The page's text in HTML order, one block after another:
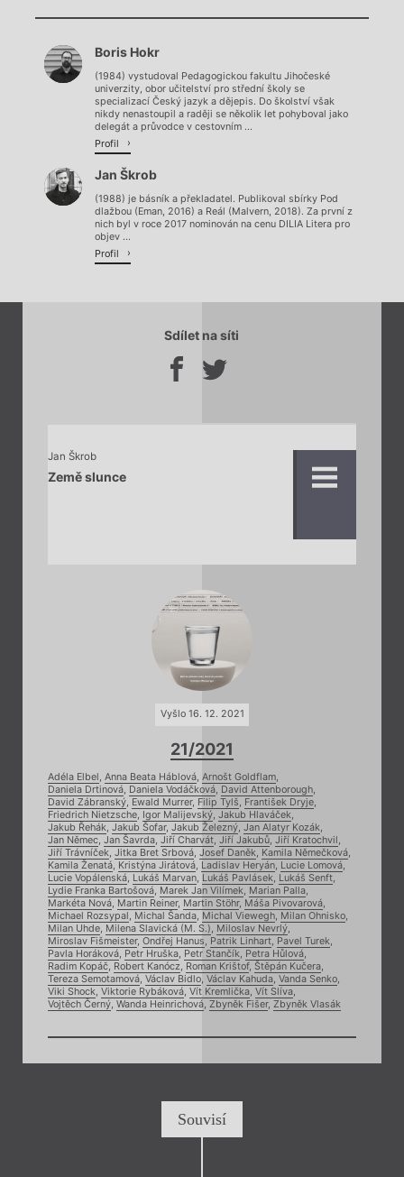
Chviličku.
Boris Hokr
(1984) vystudoval Pedagogickou fakultu Jihočeské
univerzity, obor učitelství pro střední školy se
specializací Český jazyk a dějepis. Do školství však
nikdy nenastoupil a raději se několik let pohyboval jako
delegát a průvodce v cestovním ...
Profil
Jan Škrob
(1988) je básník a překladatel. Publikoval sbírky Pod
dlažbou (Eman, 2016) a Reál (Malvern, 2018). Za první z
nich byl v roce 2017 nominován na cenu DILIA Litera pro
objev ...
Profil
Sdílet na síti
Jan Škrob
Země slunce
Vyšlo 16. 12. 2021
21/2021
Adéla Elbel, Anna Beata Háblová, Arnošt Goldflam,
Daniela Drtinová, Daniela Vodáčková, David Attenborough,
David Zábranský, Ewald Murrer, Filip Tylš, František Dryje,
Friedrich Nietzsche, Igor Malijevský, Jakub Hlaváček,
Jakub Řehák, Jakub Šofar, Jakub Železný, Jan Alatyr Kozák,
Jan Němec, Jan Šavrda, Jiří Charvát, Jiří Jakubů, Jiří Kratochvil,
Jiří Trávníček, Jitka Bret Srbová, Josef Daněk, Kamila Němečková,
Kamila Ženatá, Kristýna Jirátová, Ladislav Heryán, Lucie Lomová,
Lucie Vopálenská, Lukáš Marvan, Lukáš Pavlásek, Lukáš Senft,
Lydie Franka Bartošová, Marek Jan Vilímek, Marian Palla,
Markéta Nová, Martin Reiner, Martin Stöhr, Máša Pivovarová,
Michael Rozsypal, Michal Šanda, Michal Viewegh, Milan Ohnisko,
Milan Uhde, Milena Slavická (M. S.), Miloslav Nevrlý,
Miroslav Fišmeister, Ondřej Hanus, Patrik Linhart, Pavel Turek,
Pavla Horáková, Petr Hruška, Petr Stančík, Petra Hůlová,
Radim Kopáč, Robert Kanócz, Roman Krištof, Štěpán Kučera,
Tereza Semotamová, Václav Bidlo, Václav Kahuda, Vanda Senko,
Viki Shock, Viktorie Rybáková, Vít Kremlička, Vít Slíva,
Vojtěch Černý, Wanda Heinrichová, Zbyněk Fišer, Zbyněk Vlasák
Souvisí